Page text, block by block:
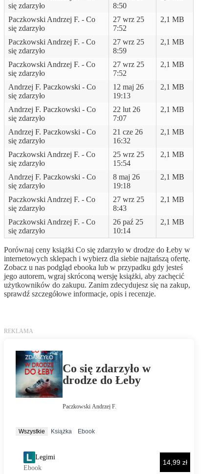
się zdarzyło
8:50
Paczkowski Andrzej F. - Co
się zdarzyło
27 wrz 25
7:52
2,1 MB
Paczkowski Andrzej F. - Co
się zdarzyło
27 wrz 25
8:59
2,1 MB
Paczkowski Andrzej F. - Co
się zdarzyło
27 wrz 25
7:52
2,1 MB
Andrzej F. Paczkowski - Co
się zdarzyło
12 maj 26
19:13
2,1 MB
Andrzej F. Paczkowski - Co
się zdarzyło
22 lut 26
7:07
2,1 MB
Andrzej F. Paczkowski - Co
się zdarzyło
21 cze 26
16:32
2,1 MB
Paczkowski Andrzej F. - Co
się zdarzyło
25 wrz 25
15:54
2,1 MB
Andrzej F. Paczkowski - Co
się zdarzyło
8 maj 26
19:18
2,1 MB
Paczkowski Andrzej F. - Co
się zdarzyło
27 wrz 25
8:43
2,1 MB
Paczkowski Andrzej F. - Co
się zdarzyło
26 paź 25
10:14
2,1 MB
Porównaj ceny książki Co się zdarzyło w drodze do Łeby w
internetowych sklepach i wybierz dla siebie najtańszą ofertę.
Zobacz u nas podgląd ebooka lub w przypadku gdy jesteś
jego autorem, wgraj skróconą wersję książki, aby zachęcić
użytkowników do zakupu. Zanim zdecydujesz się na zakup,
sprawdź szczegółowe informacje, opis i recenzje.